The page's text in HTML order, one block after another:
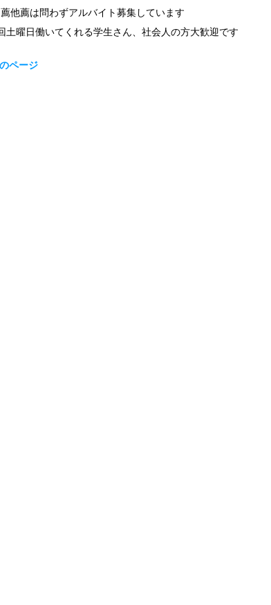
他薦は問わずアルバイト募集しています
土曜日働いてくれる学生さん、社会人の方大歓迎です
ページ